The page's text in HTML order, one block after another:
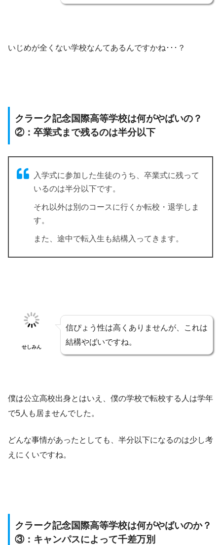
いじめが全くない学校なんてあるんですかね･･･？
クラーク記念国際高等学校は何がやばいの？
②：卒業式まで残るのは半分以下
入学式に参加した生徒のうち、卒業式に残って
いるのは半分以下です。
それ以外は別のコースに行くか転校・退学しま
す。
また、途中で転入生も結構入ってきます。
せしみん
信ぴょう性は高くありませんが、これは
結構やばいですね。
僕は公立高校出身とはいえ、僕の学校で転校する人は学年
で5人も居ませんでした。
どんな事情があったとしても、半分以下になるのは少し考
えにくいですね。
クラーク記念国際高等学校は何がやばいのか？
③：キャンパスによって千差万別